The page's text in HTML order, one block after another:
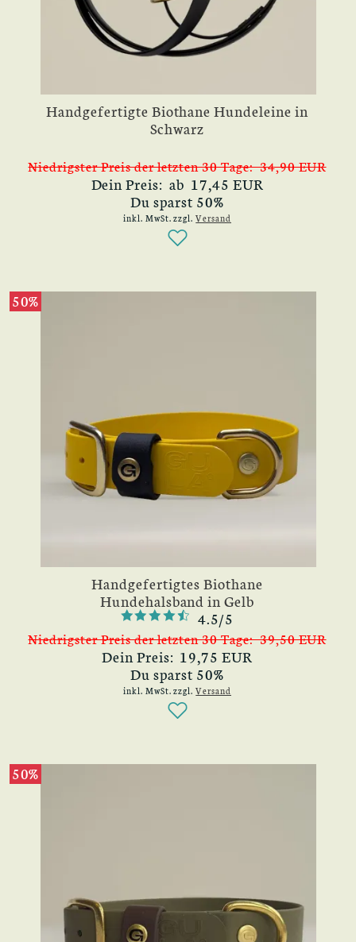
Handgefertigte Biothane Hundeleine in
Schwarz
Niedrigster Preis der letzten 30 Tage: 34,90 EUR
Dein Preis: ab 17,45 EUR
Du sparst 50%
inkl. MwSt. zzgl.Versand
50%
Handgefertigtes Biothane
Hundehalsband in Gelb
4.5/5
Niedrigster Preis der letzten 30 Tage: 39,50 EUR
Dein Preis: 19,75 EUR
Du sparst 50%
inkl. MwSt. zzgl.Versand
50%